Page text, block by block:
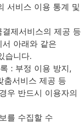
서비스 이용 통계 및
제서비스의 제공 등
아래와 같은
습니다.
: 부정 이용 방지,
춤서비스 제공 등
우 반드시 이용자의
를 수집할 수